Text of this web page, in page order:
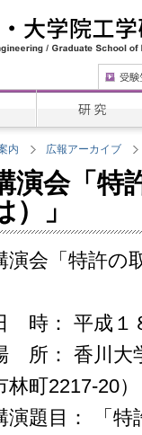
内 広報アーカイブ
演会「特
）」
演会「特許の
時： 平成１
所： 香川大
林町2217-20）
演題目： 「